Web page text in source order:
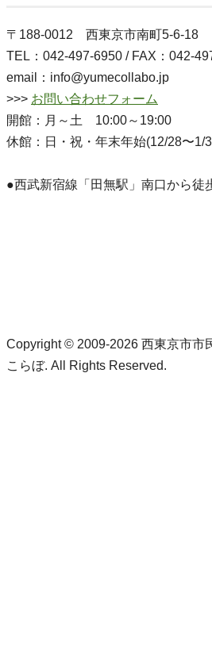
〒188-0012 西東京市南町5-6-18
TEL：042-497-6950 / FAX：042-
email：info@yumecollabo.jp
>>> お問い合わせフォーム
開館：月～土 10:00～19:00
休館：日・祝・年末年始(12/28〜1/
●西武新宿線「田無駅」南口から徒
Copyright © 2009-2026 西東京市市
こらぼ. All Rights Reserved.